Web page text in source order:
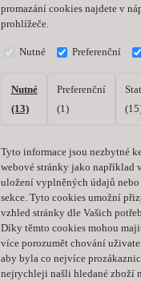
promazání cookies najdete v
prohlížeče.
Nutné Preferenční
Nutné
(13)
Preferenční
(1)
Tyto informace jsou nezbytné
webové stránky jako například
uložení vyplněných údajů
sekce. Tyto cookies umožní
vzhled stránky dle Vašich
Díky těmto cookies mohou
více porozumět chování
aby byla co nejvíce
nejrychleji našli hledané zboží